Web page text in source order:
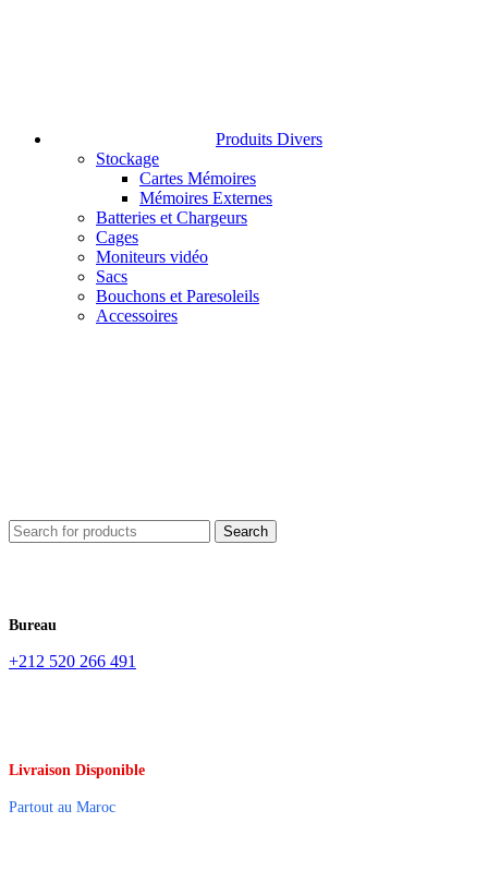
Produits Divers
Stockage
Cartes Mémoires
Mémoires Externes
Batteries et Chargeurs
Cages
Moniteurs vidéo
Sacs
Bouchons et Paresoleils
Accessoires
Search
Bureau
+212 520 266 491
Livraison Disponible
Partout au Maroc